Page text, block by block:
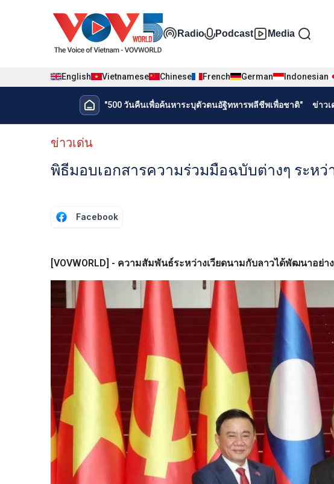
Đa phương tiện
Radio Podcast Media
English Vietnamese Chinese French German Indonesian
Menu trang chủ tiếng Thái
"500 วันคืนเพื่อค้นหาระบุตัวตนอัฐิทหารพลีชีพเพื่อชาติ" ข่าวเ
Menu phụ tiếng Thái
ข่าวเด่น
พิธีมอบเอกสารความร่วมมือฉบับต่างๆ ระหว่
Facebook
[VOVWORLD] - ความสัมพันธ์ระหว่างเวียดนามกับลาวได้พัฒนาอย่